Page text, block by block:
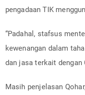
pengadaan TIK
“Padahal, stafsus
kewenangan dalam
dan jasa terkait dengan
Masih penjelasan